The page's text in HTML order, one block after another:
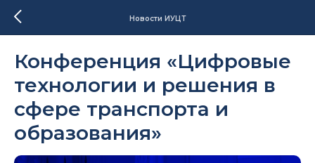
Новости ИУЦТ
Конференция «Цифровые
технологии и решения в
сфере транспорта и
образования»